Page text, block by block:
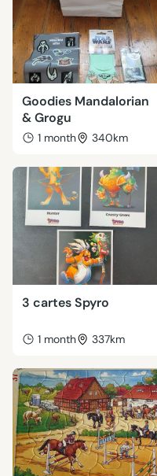
Goodies Mandalorian
& Grogu
1 month 340km
3 cartes Spyro
1 month 337km